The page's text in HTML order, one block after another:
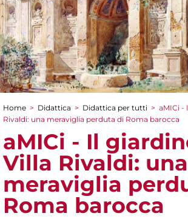
Tu sei qui
Home > Didattica > Didattica per tutti > aMICi -
Rivaldi: una meraviglia perduta di Roma barocca
aMICi - Il
Villa Rivaldi: una
meraviglia
Roma barocca